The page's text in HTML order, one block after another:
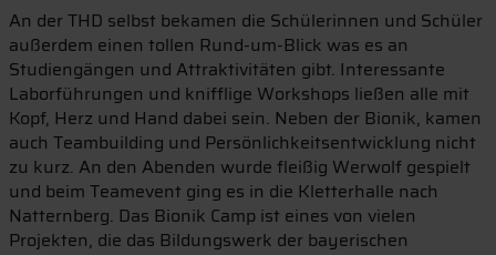
An der THD selbst bekamen die Schülerinnen und Schüler
außerdem einen tollen Rund-um-Blick was es an
Studiengängen und Attraktivitäten gibt. Interessante
Laborführungen und knifflige Workshops ließen alle mit
Kopf, Herz und Hand dabei sein. Neben der Bionik, kamen
auch Teambuilding und Persönlichkeitsentwicklung nicht
zu kurz. An den Abenden wurde fleißig Werwolf gespielt
und beim Teamevent ging es in die Kletterhalle nach
Natternberg. Das Bionik Camp ist eines von vielen
Projekten, die das Bildungswerk der bayerischen